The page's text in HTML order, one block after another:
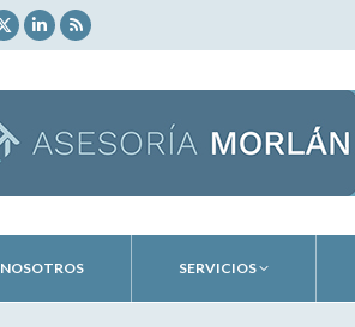
X
in
new
window
Linkedin
in
window
Rss
in
window
NOSOTROS SERVICIOS